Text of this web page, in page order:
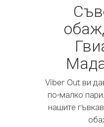
Viber Out ви
по-малко
нашите